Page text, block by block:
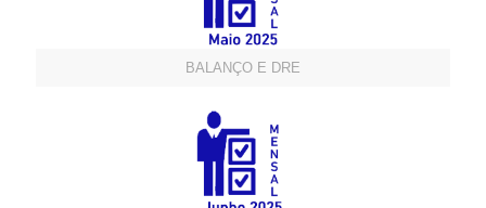
BALANÇO E DRE